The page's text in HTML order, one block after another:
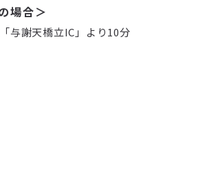
場合＞
与謝天橋立IC」より10分